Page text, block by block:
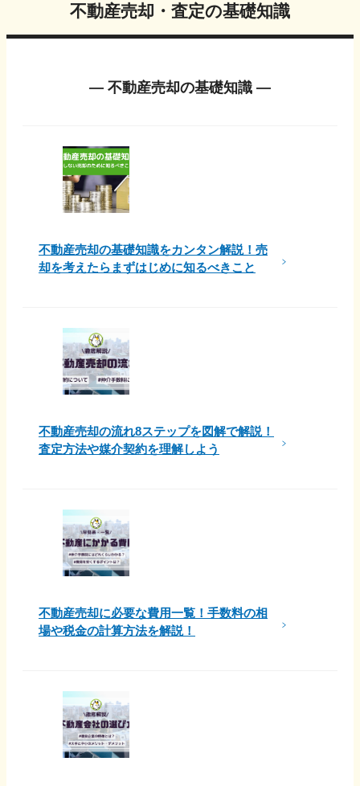
不動産売却・査定の基礎知識
― 不動産売却の基礎知識 ―
不動産売却の基礎知識をカンタン解説！売
却を考えたらまずはじめに知るべきこと
不動産売却の流れ8ステップを図解で解説！
査定方法や媒介契約を理解しよう
不動産売却に必要な費用一覧！手数料の相
場や税金の計算方法を解説！